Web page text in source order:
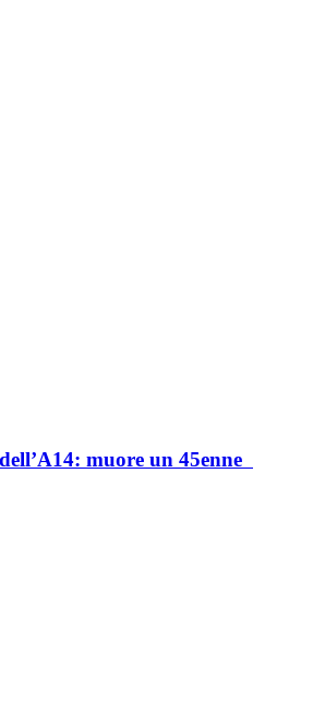
muore un 45enne